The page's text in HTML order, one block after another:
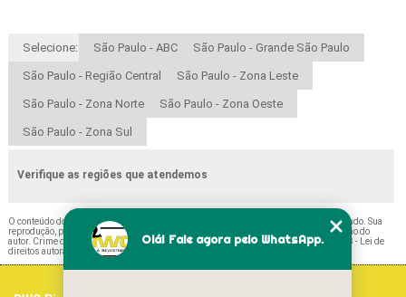
Selecione: São Paulo - ABC São Paulo - Grande São Paulo
São Paulo - Região Central São Paulo - Zona Leste
São Paulo - Zona Norte São Paulo - Zona Oeste
São Paulo - Zona Sul
Verifique as regiões que atendemos
O conteúdo do texto " Paviflex para Quarto Cidade Tiradentes
" é de direito reservado. Sua
reprodução, parcial ou total, mesmo citando nossos links, é proibida sem a autorização do
autor. Crime de violação de direito autoral – artigo 184 do Código Penal –Lei 9610/98 - Lei de
direitos autorais
Olá! Fale agora pelo WhatsApp.